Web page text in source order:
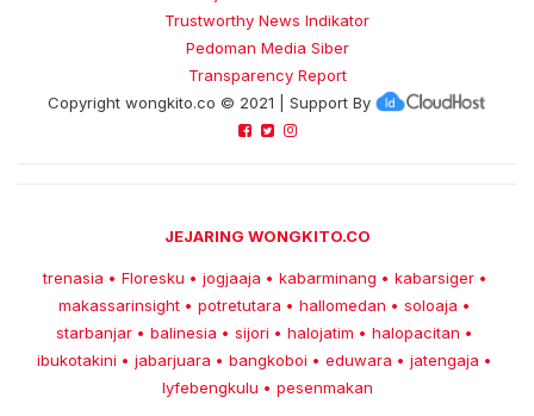
Trustworthy News Indikator
Pedoman Media Siber
Transparency Report
Copyright wongkito.co © 2021 | Support By
JEJARING WONGKITO.CO
trenasia • Floresku • jogjaaja • kabarminang • kabarsiger •
makassarinsight • potretutara • hallomedan • soloaja •
starbanjar • balinesia • sijori • halojatim • halopacitan •
ibukotakini • jabarjuara • bangkoboi • eduwara • jatengaja •
lyfebengkulu • pesenmakan